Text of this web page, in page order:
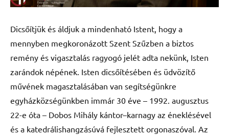
Dicsőítjük és áldjuk a mindenható Istent, hogy a
mennyben megkoronázott Szent Szűzben a biztos
remény és vigasztalás ragyogó jelét adta nekünk, Isten
zarándok népének. Isten dicsőítésében és üdvözítő
művének magasztalásában van segítségünkre
egyházközségünkben immár 30 éve – 1992. augusztus
22-e óta – Dobos Mihály kántor–karnagy az éneklésével
és a katedrálishangzásúvá fejlesztett orgonaszóval. Az